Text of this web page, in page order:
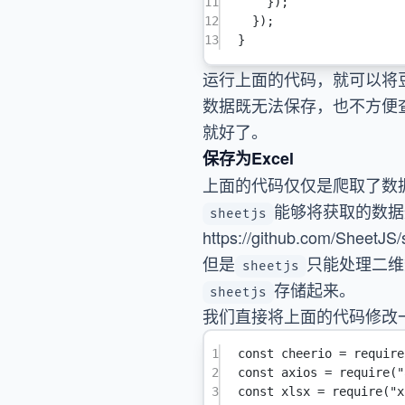
12
});
13
}
运行上面的代码，就可以
数据既无法保存，也不方
就好了。
保存为Excel
上面的代码仅仅是爬取了
sheetjs 能够将获取的数
https://github.com/
但是 sheetjs 只能处理二
sheetjs 存储起来。
我们直接将上面的代码修改
1 const cheerio = require
2
const axios = require(
3
const xlsx = require(